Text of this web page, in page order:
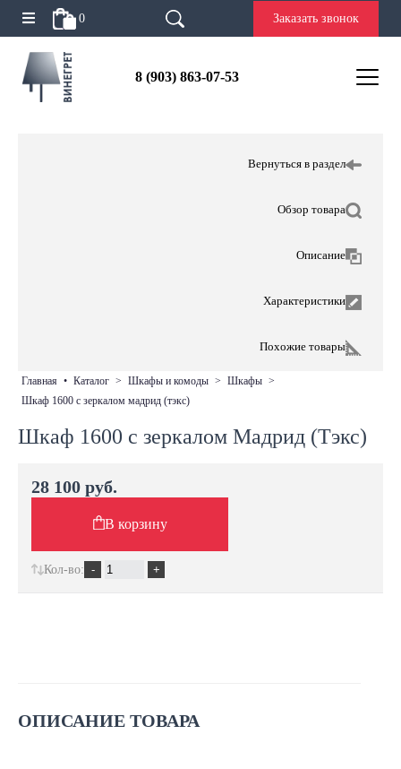
0 Заказать звонок
8 (903) 863-07-53
Вернуться в раздел
Обзор товара
Описание
Характеристики
Похожие товары
главная • каталог > шкафы и комоды > шкафы >
шкаф 1600 с зеркалом мадрид (тэкс)
Шкаф 1600 с зеркалом Мадрид (Тэкс)
ОПИСАНИЕ ТОВАРА
28 100 руб.
В корзину
Кол-во: